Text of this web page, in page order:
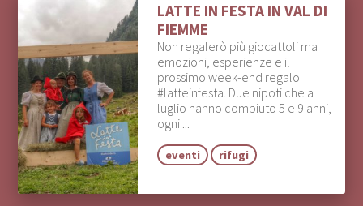
LATTE IN FESTA IN VAL DI
FIEMME
Non regalerò più giocattoli ma
emozioni, esperienze e il
prossimo week-end regalo
#latteinfesta. Due nipoti che a
luglio hanno compiuto 5 e 9 anni,
ogni ...
eventi rifugi